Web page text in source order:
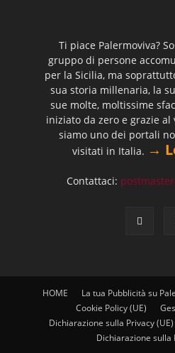
Ti piace Palermoviva?
gruppo di persone
per la Sicilia, ma
sua storia millenaria, la
sue molte, moltissime
iniziato da zero e grazie al
siamo uno dei portali
visitati in Italia. →
Contattaci:
HOME La tua Pubblicità su
Cookie Policy (UE)
Dichiarazione sulla Privacy (UE)
Dichiarazione sulla